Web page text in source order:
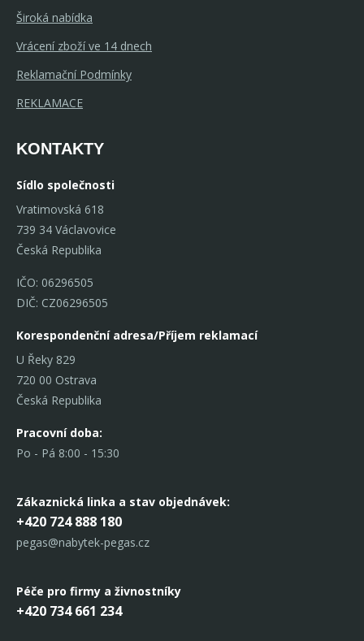
Široká nabídka
Vrácení zboží ve 14 dnech
Reklamační Podmínky
REKLAMACE
KONTAKTY
Sídlo společnosti
Vratimovská 618
739 34 Václavovice
Česká Republika
IČO: 06296505
DIČ: CZ06296505
Korespondenční adresa/Příjem reklamací
U Řeky 829
720 00 Ostrava
Česká Republika
Pracovní doba:
Po - Pá 8:00 - 15:30
Zákaznická linka a stav objednávek:
+420 724 888 180
pegas@nabytek-pegas.cz
Péče pro firmy a živnostníky
+420 734 661 234